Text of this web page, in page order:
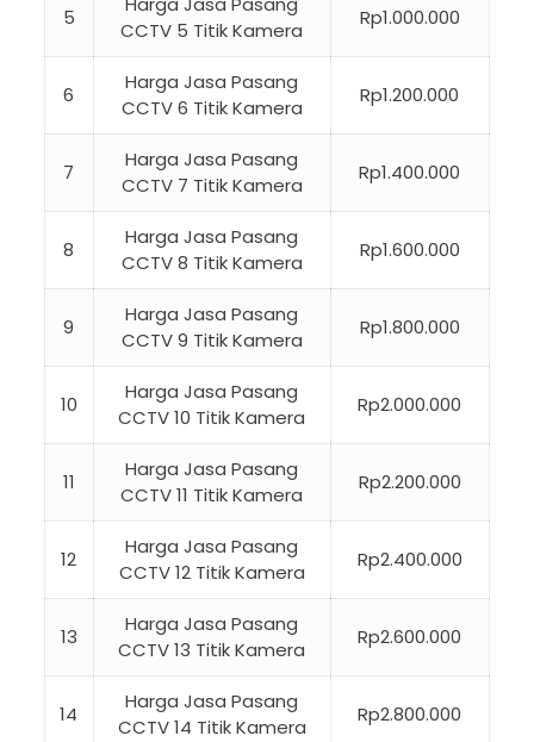
5
CCTV 5 Titik Kamera
Rp1.000.000
6
Harga Jasa Pasang
CCTV 6 Titik Kamera
Rp1.200.000
7
Harga Jasa Pasang
CCTV 7 Titik Kamera
Rp1.400.000
8
Harga Jasa Pasang
CCTV 8 Titik Kamera
Rp1.600.000
9
Harga Jasa Pasang
CCTV 9 Titik Kamera
Rp1.800.000
10
Harga Jasa Pasang
CCTV 10 Titik Kamera
Rp2.000.000
11
Harga Jasa Pasang
CCTV 11 Titik Kamera
Rp2.200.000
12
Harga Jasa Pasang
CCTV 12 Titik Kamera
Rp2.400.000
13
Harga Jasa Pasang
CCTV 13 Titik Kamera
Rp2.600.000
14
Harga Jasa Pasang
CCTV 14 Titik Kamera
Rp2.800.000